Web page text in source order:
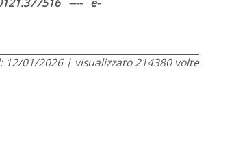
12/01/2026 | visualizzato 214380 volte